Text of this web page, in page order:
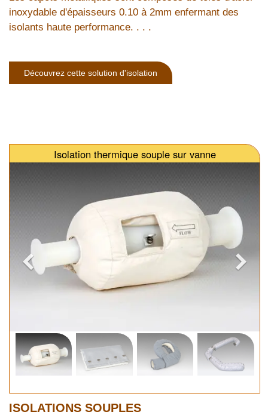
inoxydable d'épaisseurs 0.10 à 2mm enfermant des
isolants haute performance. . . .
Découvrez cette solution d'isolation
Isolation thermique souple sur vanne
ISOLATIONS SOUPLES